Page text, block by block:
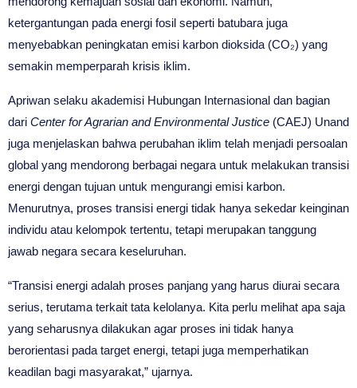
ketergantungan pada energi fosil seperti batubara juga
menyebabkan peningkatan emisi karbon dioksida (CO₂) yang
semakin memperparah krisis iklim.
Apriwan selaku akademisi Hubungan Internasional dan bagian
dari Center for Agrarian and Environmental Justice (CAEJ) Unand
juga menjelaskan bahwa perubahan iklim telah menjadi persoalan
global yang mendorong berbagai negara untuk melakukan transisi
energi dengan tujuan untuk mengurangi emisi karbon.
Menurutnya, proses transisi energi tidak hanya sekedar keinginan
individu atau kelompok tertentu, tetapi merupakan tanggung
jawab negara secara keseluruhan.
“Transisi energi adalah proses panjang yang harus diurai secara
serius, terutama terkait tata kelolanya. Kita perlu melihat apa saja
yang seharusnya dilakukan agar proses ini tidak hanya
berorientasi pada target energi, tetapi juga memperhatikan
keadilan bagi masyarakat,” ujarnya.